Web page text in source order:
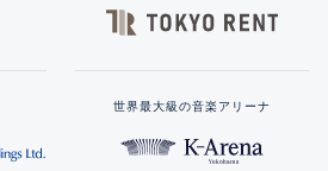
世界最大級の音楽アリーナ